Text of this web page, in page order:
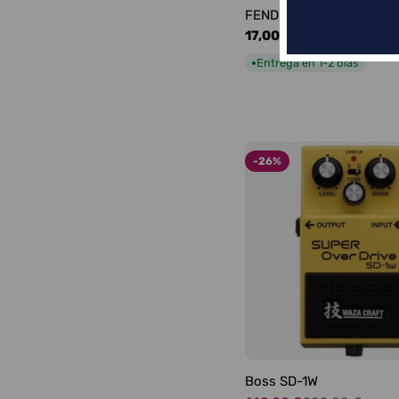
FENDER LOGO
Precio
habitual
17,00 €
●Entrega en 1-2 días
-26%
Boss SD-1W